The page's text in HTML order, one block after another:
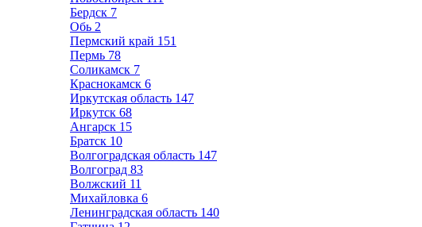
Бердск 7
Обь 2
Пермский край 151
Пермь 78
Соликамск 7
Краснокамск 6
Иркутская область 147
Иркутск 68
Ангарск 15
Братск 10
Волгоградская область 147
Волгоград 83
Волжский 11
Михайловка 6
Ленинградская область 140